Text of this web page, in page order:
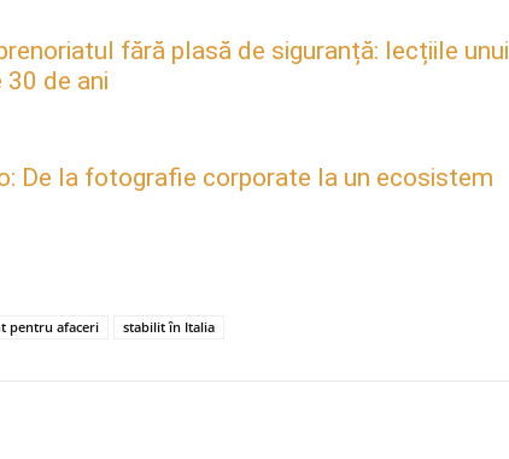
fără plasă de siguranță: lecțiile unui
de ani
De la fotografie corporate la un ecosistem
pentru afaceri stabilit în Italia